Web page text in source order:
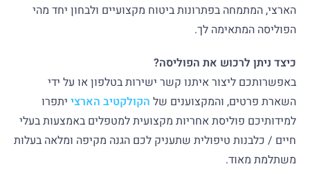
הארצי, המתמחה בפתרונות ביטוח מקצועיים ולבחון יחד מהי
הפוליסה המתאימה לך.
כיצד ניתן לרכוש את הפוליסה?
באפשרותכם ליצור איתנו קשר ישירות בטלפון או על ידי
השארת פרטים, והמקצוענים של הקולקטיב הארצי יתפרו
למידותיכם פוליסת אחריות מקצועית למטפלים באמצעות בעלי
חיים / כלבנות טיפולית שתעניק לכם הגנה מקיפה ומלאה בעלות
משתלמת מאוד.